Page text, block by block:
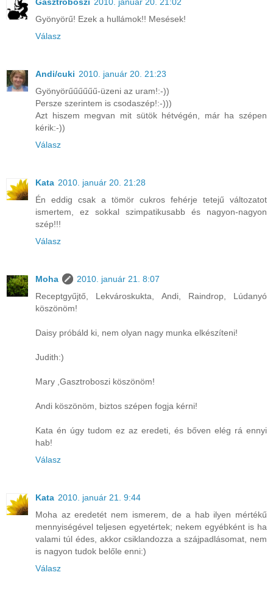
Gyönyörű! Ezek a hullámok!! Mesések!
Válasz
Andi/cuki 2010. január 20. 21:23
Gyönyörűűűűűű-üzeni az uram!:-))
Persze szerintem is csodaszép!:-)))
Azt hiszem megvan mit sütök hétvégén, már ha szépen
kérik:-))
Válasz
Kata 2010. január 20. 21:28
Én eddig csak a tömör cukros fehérje tetejű változatot
ismertem, ez sokkal szimpatikusabb és nagyon-nagyon
szép!!!
Válasz
Moha
2010. január 21. 8:07
Receptgyűjtő, Lekvároskukta, Andi, Raindrop, Lúdanyó
köszönöm!
Daisy próbáld ki, nem olyan nagy munka elkészíteni!
Judith:)
Mary ,Gasztroboszi köszönöm!
Andi köszönöm, biztos szépen fogja kérni!
Kata én úgy tudom ez az eredeti, és bőven elég rá ennyi
hab!
Válasz
Kata 2010. január 21. 9:44
Moha az eredetét nem ismerem, de a hab ilyen mértékű
mennyiségével teljesen egyetértek; nekem egyébként is ha
valami túl édes, akkor csiklandozza a szájpadlásomat, nem
is nagyon tudok belőle enni:)
Válasz